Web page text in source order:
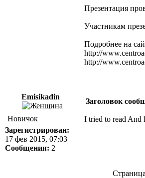
Презентация
Участникам
Подробнее на
http://
http://
Emisikadin
Заголовок
Новичок
Зарегистрирован:
17 фев 2015, 07:03
Сообщения: 2
I tried to read And
Страница